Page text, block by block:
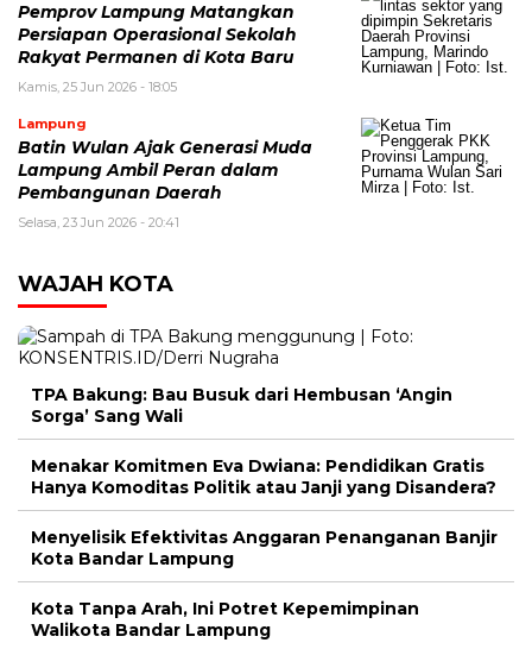
Pemprov Lampung Matangkan
Persiapan Operasional Sekolah
Rakyat Permanen di Kota Baru
Kamis, 25 Jun 2026 - 18:05
Lampung
Batin Wulan Ajak Generasi Muda
Lampung Ambil Peran dalam
Pembangunan Daerah
Selasa, 23 Jun 2026 - 20:41
WAJAH KOTA
TPA Bakung: Bau Busuk dari Hembusan ‘Angin
Sorga’ Sang Wali
Menakar Komitmen Eva Dwiana: Pendidikan Gratis
Hanya Komoditas Politik atau Janji yang Disandera?
Menyelisik Efektivitas Anggaran Penanganan Banjir
Kota Bandar Lampung
Kota Tanpa Arah, Ini Potret Kepemimpinan
Walikota Bandar Lampung